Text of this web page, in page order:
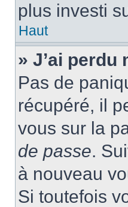
plus investi
Haut
» J’ai perdu
Pas de
récupéré, il
vous sur la
de passe.
à nouveau
Si toutefois